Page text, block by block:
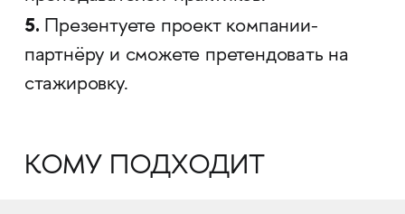
5. Презентуете проект компании-
партнёру и сможете претендовать на
стажировку.
КОМУ ПОДХОДИТ